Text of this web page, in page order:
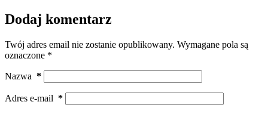
Dodaj komentarz
Twój adres email nie zostanie opublikowany. Wymagane pola są
oznaczone *
Nazwa *
Adres e-mail *